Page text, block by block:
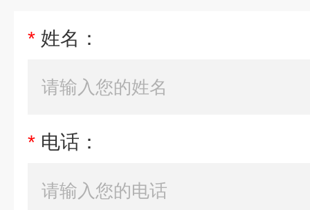
* 姓名：
* 电话：